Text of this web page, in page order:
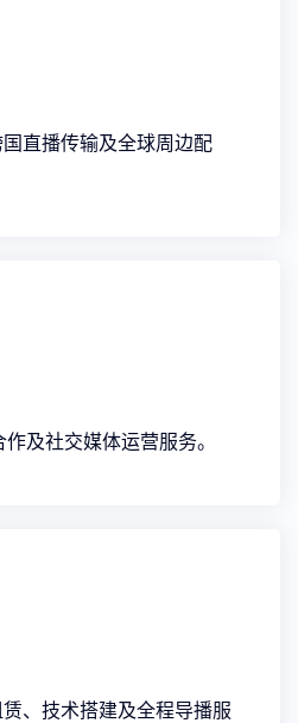
直播传输及全球周边配
及社交媒体运营服务。
、技术搭建及全程导播服